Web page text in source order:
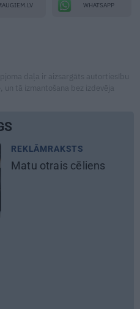
WHATSAPP
daļa ir aizsargāts autortiesību
tā izmantošana bez izdevēja
JAUNIE
Kā Mārupē